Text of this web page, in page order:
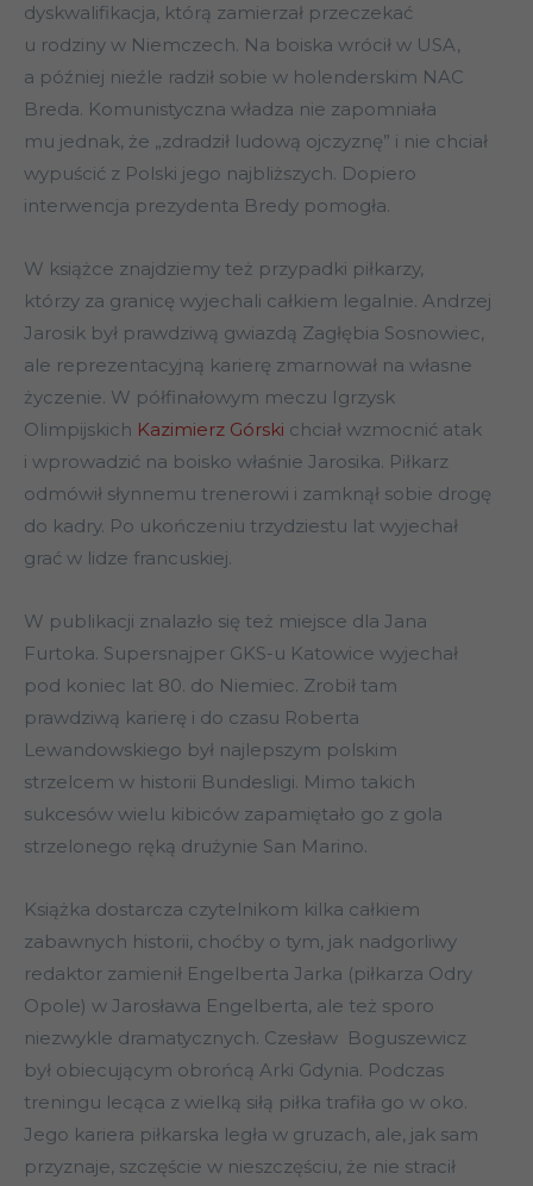
dyskwalifikacja, którą zamierzał przeczekać
u rodziny w Niemczech. Na boiska wrócił w USA,
a później nieźle radził sobie w holenderskim NAC
Breda. Komunistyczna władza nie zapomniała
mu jednak, że „zdradził ludową ojczyznę” i nie chciał
wypuścić z Polski jego najbliższych. Dopiero
interwencja prezydenta Bredy pomogła.
W książce znajdziemy też przypadki piłkarzy,
którzy za granicę wyjechali całkiem legalnie. Andrzej
Jarosik był prawdziwą gwiazdą Zagłębia Sosnowiec,
ale reprezentacyjną karierę zmarnował na własne
życzenie. W półfinałowym meczu Igrzysk
Olimpijskich Kazimierz Górski chciał wzmocnić atak
i wprowadzić na boisko właśnie Jarosika. Piłkarz
odmówił słynnemu trenerowi i zamknął sobie drogę
do kadry. Po ukończeniu trzydziestu lat wyjechał
grać w lidze francuskiej.
W publikacji znalazło się też miejsce dla Jana
Furtoka. Supersnajper GKS-u Katowice wyjechał
pod koniec lat 80. do Niemiec. Zrobił tam
prawdziwą karierę i do czasu Roberta
Lewandowskiego był najlepszym polskim
strzelcem w historii Bundesligi. Mimo takich
sukcesów wielu kibiców zapamiętało go z gola
strzelonego ręką drużynie San Marino.
Książka dostarcza czytelnikom kilka całkiem
zabawnych historii, choćby o tym, jak nadgorliwy
redaktor zamienił Engelberta Jarka (piłkarza Odry
Opole) w Jarosława Engelberta, ale też sporo
niezwykle dramatycznych. Czesław Boguszewicz
był obiecującym obrońcą Arki Gdynia. Podczas
treningu lecąca z wielką siłą piłka trafiła go w oko.
Jego kariera piłkarska legła w gruzach, ale, jak sam
przyznaje, szczęście w nieszczęściu, że nie stracił